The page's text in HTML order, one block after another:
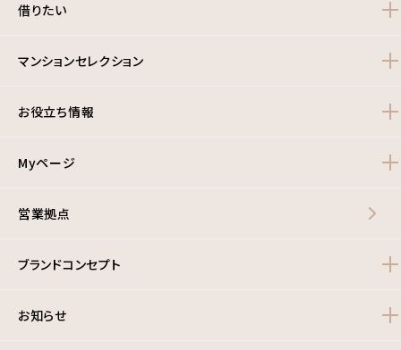
借りたい
マンションセレクション
お役立ち情報
Myページ
営業拠点
ブランドコンセプト
お知らせ